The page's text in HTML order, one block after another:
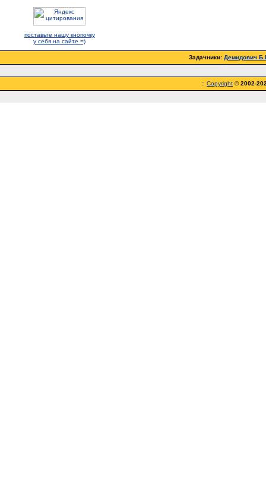
поставьте нашу кнопочку
у себя на сайте =)
Задачники: Демидович
:: Copyright ©2002-